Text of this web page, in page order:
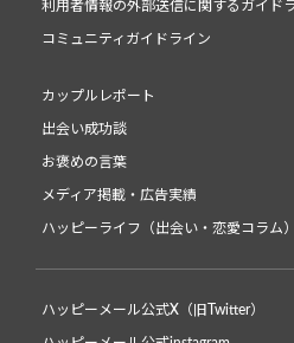
利用者情報の外部送信に関するガイド
コミュニティガイドライン
カップルレポート
出会い成功談
お褒めの言葉
メディア掲載・広告実績
ハッピーライフ（出会い・恋愛コラム）
ハッピーメール公式X（旧Twitter）